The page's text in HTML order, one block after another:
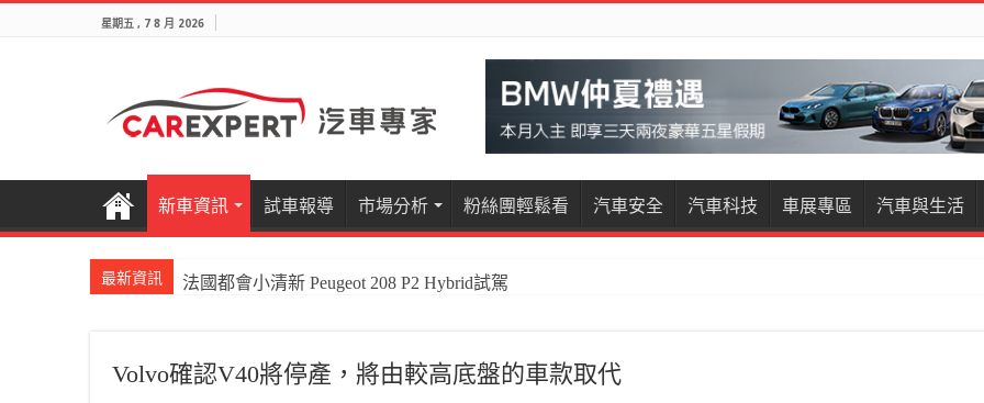
星期五 , 7 8 月 2026
新車資訊 試車報導 市場分析 粉絲團輕鬆看 汽車安全 汽車科技 車展專區 汽車與生活
最新資訊 法國都會小清新 Peugeot 208 P2 Hybrid試駕
國產電油休旅新王者Honda CR-V e:HEV Prestige試駕
Volvo確認V40將停產，將由較高底盤的車款取代